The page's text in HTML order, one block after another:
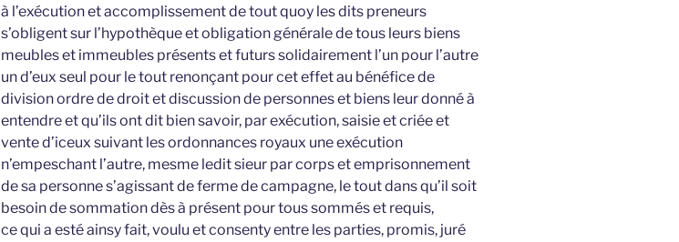
à l’exécution et accomplissement de tout quoy les dits preneurs
s’obligent sur l’hypothèque et obligation générale de tous leurs biens
meubles et immeubles présents et futurs solidairement l’un pour l’autre
un d’eux seul pour le tout renonçant pour cet effet au bénéfice de
division ordre de droit et discussion de personnes et biens leur donné à
entendre et qu’ils ont dit bien savoir, par exécution, saisie et criée et
vente d’iceux suivant les ordonnances royaux une exécution
n’empeschant l’autre, mesme ledit sieur par corps et emprisonnement
de sa personne s’agissant de ferme de campagne, le tout dans qu’il soit
besoin de sommation dès à présent pour tous sommés et requis,
ce qui a esté ainsy fait, voulu et consenty entre les parties, promis, juré